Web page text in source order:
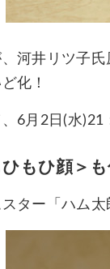
河井リツ子
化！
6月2日(水)21
もひ顔＞
ター「ハム